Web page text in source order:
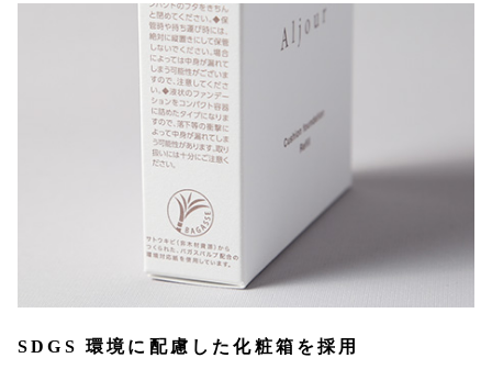
SDGS 環境に配慮した化粧箱を採用